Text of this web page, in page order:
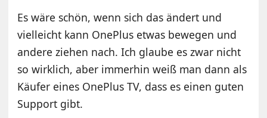
Es wäre schön, wenn sich das ändert und
vielleicht kann OnePlus etwas bewegen und
andere ziehen nach. Ich glaube es zwar nicht
so wirklich, aber immerhin weiß man dann als
Käufer eines OnePlus TV, dass es einen guten
Support gibt.